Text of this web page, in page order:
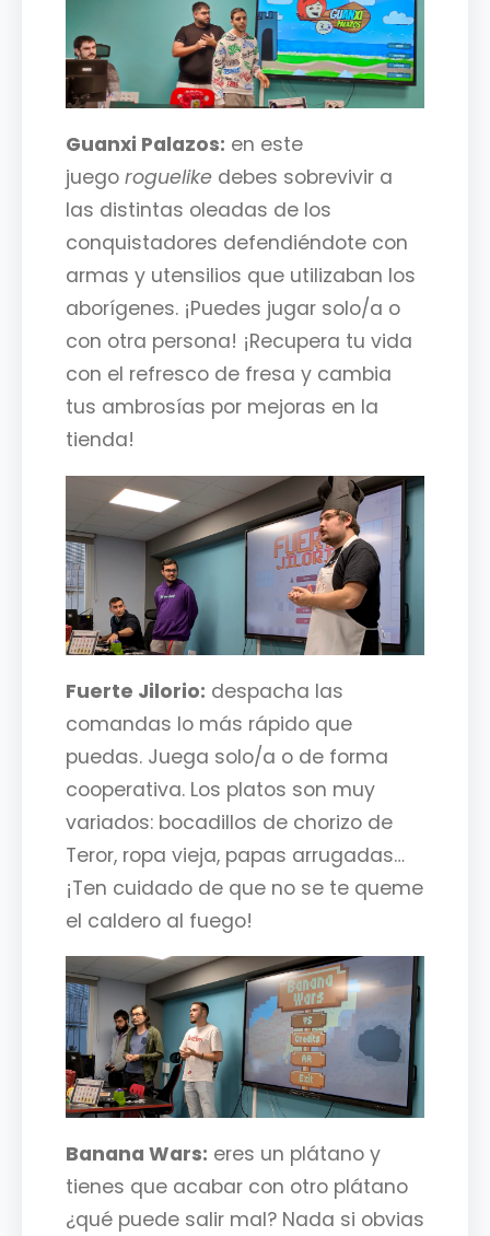
Guanxi Palazos: en este
juego roguelike debes sobrevivir a
las distintas oleadas de los
conquistadores defendiéndote con
armas y utensilios que utilizaban los
aborígenes. ¡Puedes jugar solo/a o
con otra persona! ¡Recupera tu vida
con el refresco de fresa y cambia
tus ambrosías por mejoras en la
tienda!
Fuerte Jilorio: despacha las
comandas lo más rápido que
puedas. Juega solo/a o de forma
cooperativa. Los platos son muy
variados: bocadillos de chorizo de
Teror, ropa vieja, papas arrugadas…
¡Ten cuidado de que no se te queme
el caldero al fuego!
Banana Wars: eres un plátano y
tienes que acabar con otro plátano
¿qué puede salir mal? Nada si obvias